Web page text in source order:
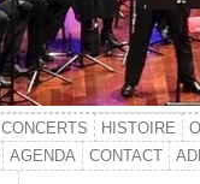
CONCERTS HISTOIRE
AGENDA CONTACT